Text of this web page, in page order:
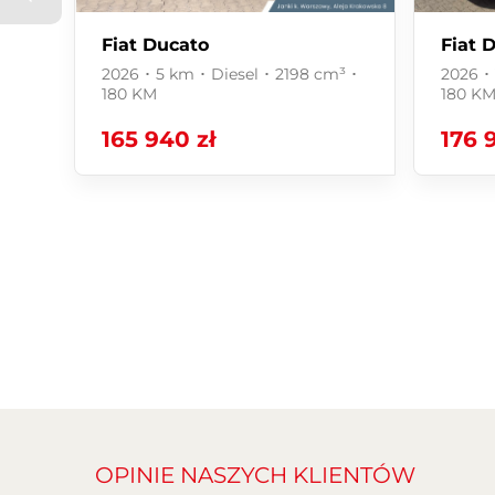
Zawartość treści umieszczona na stronie
oferty w rozumieniu przepisów Kodeksu
Ustawy z dnia 27 lipca 2002 roku o szczególnych
Fiat Ducato
2026 ･ 5 km ･ Diesel ･ 2198 cm³ ･
180 KM
165 940 zł
Fiat
2026 ･
180 KM
176
OPINIE NASZYCH KLIENTÓW